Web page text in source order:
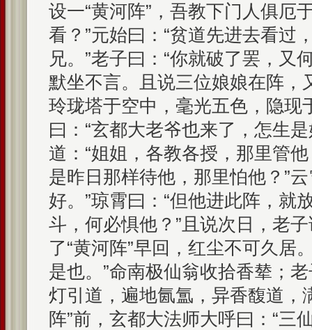
设一“黄河阵”，吾教下门人俱厄
看？”元始曰：“贫道先进去看过
兄。”老子曰：“你就破了罢，又
默坐不言。且说三位娘娘在阵，
玲珑塔于空中，毫光五色，隐现
曰：“玄都大老爷也来了，怎生
道：“姐姐，各教各授，那里管
是昨日那样待他，那里怕他？”
好。”琼霄曰：“但他进此阵，就
斗，何必惧他？”且说次日，老
了“黄河阵”早回，红尘不可久居
是也。”命南极仙翁收拾香辇；
灯引道，遍地氤氲，异香馥道，
阵”前，玄都大法师大呼曰：“三